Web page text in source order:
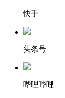
快手
头条号
哔哩哔哩